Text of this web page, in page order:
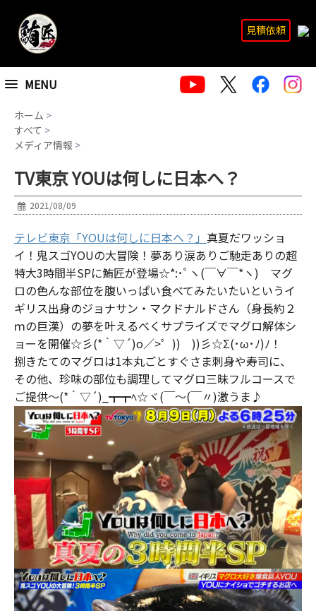
MENU
見積依頼
ホーム >
すべて >
メディア情報 >
TV東京 YOUは何しに日本へ？
2021/08/09
テレビ東京「YOUは何しに日本へ？」 真夏だワッショ
イ！鬼スゴYOUの大冒険！夢あり涙ありご馳走ありの超
特大3時間半SPに鮪匠が登場☆*:･ﾟヽ(￣∀￣*ヽ) マグ
ロの色んな部位を腹いっぱい食べてみたいたいというイ
ギリス出身のジョナサン・マクドナルドさん（身長約２
ｍの巨漢）の夢を叶えるべくサプライズでマグロ解体シ
ョーを開催☆彡(*｀▽´)o／>゜)) ))彡☆Σ(･ω･ﾉ)ﾉ！
捌きたてのマグロは1本丸ごとすぐさま刺身や寿司に、
その他、珍味の部位も調理してマグロ三昧フルコースで
ご提供～(*｀▽´)_┳┳ﾍ☆ヾ(￣～(￣〃)激うま♪